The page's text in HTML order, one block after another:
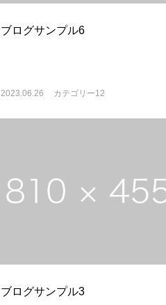
ブログサンプル6
2023.06.26 カテゴリー12
ブログサンプル3